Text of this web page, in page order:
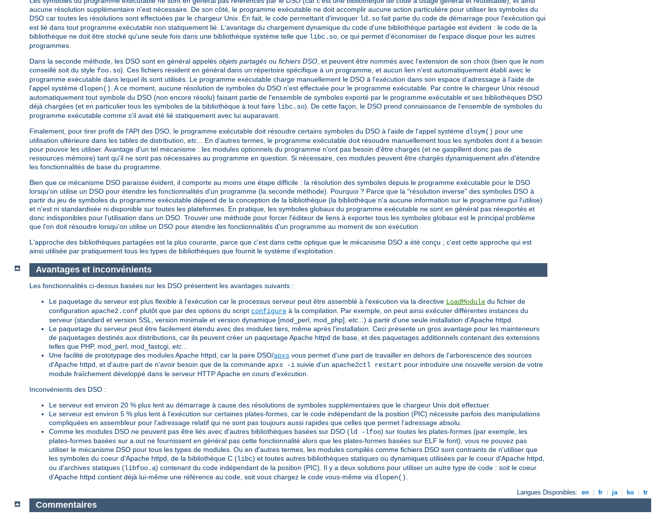
aucune résolution supplémentaire n'est nécessaire. De son côté, le programme exécutable ne doit accomplir aucune action particulière pour utiliser les symboles du
DSO car toutes les résolutions sont effectuées par le chargeur Unix. En fait, le code permettant d'invoquer ld.so fait partie du code de démarrage pour l'exécution qui
est lié dans tout programme exécutable non statiquement lié. L'avantage du chargement dynamique du code d'une bibliothèque partagée est évident : le code de la
bibliothèque ne doit être stocké qu'une seule fois dans une bibliothèque système telle que libc.so, ce qui permet d'économiser de l'espace disque pour les autres
programmes.
Dans la seconde méthode, les DSO sont en général appelés objets partagés ou fichiers DSO, et peuvent être nommés avec l'extension de son choix (bien que le nom
conseillé soit du style foo.so). Ces fichiers résident en général dans un répertoire spécifique à un programme, et aucun lien n'est automatiquement établi avec le
programme exécutable dans lequel ils sont utilisés. Le programme exécutable charge manuellement le DSO à l'exécution dans son espace d'adressage à l'aide de
l'appel système dlopen(). A ce moment, aucune résolution de symboles du DSO n'est effectuée pour le programme exécutable. Par contre le chargeur Unix résoud
automatiquement tout symbole du DSO (non encore résolu) faisant partie de l'ensemble de symboles exporté par le programme exécutable et ses bibliothèques DSO
déjà chargées (et en particulier tous les symboles de la bibliothèque à tout faire libc.so). De cette façon, le DSO prend connaissance de l'ensemble de symboles du
programme exécutable comme s'il avait été lié statiquement avec lui auparavant.
Finalement, pour tirer profit de l'API des DSO, le programme exécutable doit résoudre certains symboles du DSO à l'aide de l'appel système dlsym() pour une
utilisation ultérieure dans les tables de distribution, etc... En d'autres termes, le programme exécutable doit résoudre manuellement tous les symboles dont il a besoin
pour pouvoir les utiliser. Avantage d'un tel mécanisme : les modules optionnels du programme n'ont pas besoin d'être chargés (et ne gaspillent donc pas de
ressources mémoire) tant qu'il ne sont pas nécessaires au programme en question. Si nécessaire, ces modules peuvent être chargés dynamiquement afin d'étendre
les fonctionnalités de base du programme.
Bien que ce mécanisme DSO paraisse évident, il comporte au moins une étape difficile : la résolution des symboles depuis le programme exécutable pour le DSO
lorsqu'on utilise un DSO pour étendre les fonctionnalités d'un programme (la seconde méthode). Pourquoi ? Parce que la "résolution inverse" des symboles DSO à
partir du jeu de symboles du programme exécutable dépend de la conception de la bibliothèque (la bibliothèque n'a aucune information sur le programme qui l'utilise)
et n'est ni standardisée ni disponible sur toutes les plateformes. En pratique, les symboles globaux du programme exécutable ne sont en général pas réexportés et
donc indisponibles pour l'utilisation dans un DSO. Trouver une méthode pour forcer l'éditeur de liens à exporter tous les symboles globaux est le principal problème
que l'on doit résoudre lorsqu'on utilise un DSO pour étendre les fonctionnalités d'un programme au moment de son exécution.
L'approche des bibliothèques partagées est la plus courante, parce que c'est dans cette optique que le mécanisme DSO a été conçu ; c'est cette approche qui est
ainsi utilisée par pratiquement tous les types de bibliothèques que fournit le système d'exploitation.
Avantages et inconvénients
Les fonctionnalités ci-dessus basées sur les DSO présentent les avantages suivants :
Le paquetage du serveur est plus flexible à l'exécution car le processus serveur peut être assemblé à l'exécution via la directive LoadModule du fichier de
configuration apache2.conf plutôt que par des options du script configure à la compilation. Par exemple, on peut ainsi exécuter différentes instances du
serveur (standard et version SSL, version minimale et version dynamique [mod_perl, mod_php], etc... ) à partir d'une seule installation d'Apache httpd.
Le paquetage du serveur peut être facilement étendu avec des modules tiers, même après l'installation. Ceci présente un gros avantage pour les mainteneurs
de paquetages destinés aux distributions, car ils peuvent créer un paquetage Apache httpd de base, et des paquetages additionnels contenant des extensions
telles que PHP, mod_perl, mod_fastcgi, etc...
Une facilité de prototypage des modules Apache httpd, car la paire DSO/apxs vous permet d'une part de travailler en dehors de l'arborescence des sources
d'Apache httpd, et d'autre part de n'avoir besoin que de la commande apxs -i suivie d'un apache2ctl restart pour introduire une nouvelle version de votre
module fraîchement développé dans le serveur HTTP Apache en cours d'exécution.
Inconvénients des DSO :
Le serveur est environ 20 % plus lent au démarrage à cause des résolutions de symboles supplémentaires que le chargeur Unix doit effectuer.
Le serveur est environ 5 % plus lent à l'exécution sur certaines plates-formes, car le code indépendant de la position (PIC) nécessite parfois des manipulations
compliquées en assembleur pour l'adressage relatif qui ne sont pas toujours aussi rapides que celles que permet l'adressage absolu.
Comme les modules DSO ne peuvent pas être liés avec d'autres bibliothèques basées sur DSO (ld -lfoo) sur toutes les plates-formes (par exemple, les
plates-formes basées sur a.out ne fournissent en général pas cette fonctionnalité alors que les plates-formes basées sur ELF le font), vous ne pouvez pas
utiliser le mécanisme DSO pour tous les types de modules. Ou en d'autres termes, les modules compilés comme fichiers DSO sont contraints de n'utiliser que
les symboles du coeur d'Apache httpd, de la bibliothèque C (libc) et toutes autres bibliothèques statiques ou dynamiques utilisées par le coeur d'Apache httpd,
ou d'archives statiques (libfoo.a) contenant du code indépendant de la position (PIC). Il y a deux solutions pour utiliser un autre type de code : soit le coeur
d'Apache httpd contient déjà lui-même une référence au code, soit vous chargez le code vous-même via dlopen()
Langues Disponibles: en fr ja ko tr
Commentaires